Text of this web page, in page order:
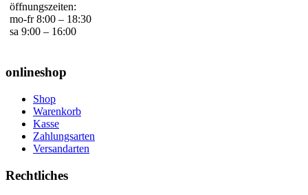
öffnungszeiten:
mo-fr 8:00 – 18:30
sa 9:00 – 16:00
onlineshop
Shop
Warenkorb
Kasse
Zahlungsarten
Versandarten
Rechtliches